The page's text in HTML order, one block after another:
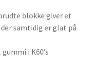
blokke giver et
samtidig er glat på
i K60’s